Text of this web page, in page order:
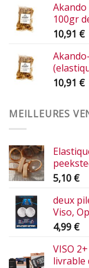
100gr
10,91 €
10,91 €
MEILLEURES
5,10 €
deux
Viso,
4,99 €
VISO
livrable